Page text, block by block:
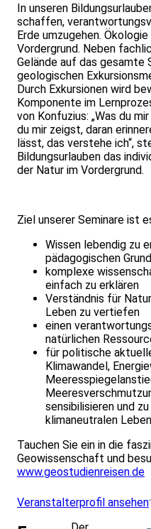
In unseren
schaffen,
Erde umzugehen.
Vordergrund. Neben
Gelände auf das gesamte
geologischen
Durch Exkursionen wird
Komponente im
von Konfuzius: „Was du
du mir zeigst, daran
lässt, das verstehe ich“,
Bildungsurlauben das
der Natur im Vordergrund.
Ziel unserer Seminare ist
Wissen lebendig zu
pädagogischen
komplexe
einfach zu erklären
Verständnis für
Leben zu vertiefen
einen
natürlichen
für politische
Klimawandel,
sensibilisieren und
klimaneutralen
Tauchen Sie ein in die
Geowissenschaft und
www.geostudienreisen.de
Veranstalterprofil ansehen